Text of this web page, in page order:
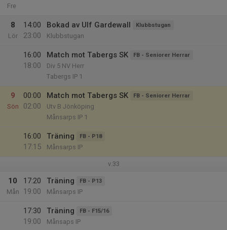
Fre
8
Lör
14:00
23:00
Bokad av Ulf Gardewall Klubbstugan
Klubbstugan
16:00
18:00
Match mot Tabergs SK FB - Seniorer Herrar
Div 5 NV Herr
Tabergs IP 1
9
Sön
00:00
02:00
Match mot Tabergs SK FB - Seniorer Herrar
Utv B Jönköping
Månsarps IP 1
16:00
17:15
Träning FB - P18
Månsarps IP
v.33
10
Mån
17:20
19:00
Träning FB - P13
Månsarps IP
17:30
19:00
Träning FB - F15/16
Månsaps IP